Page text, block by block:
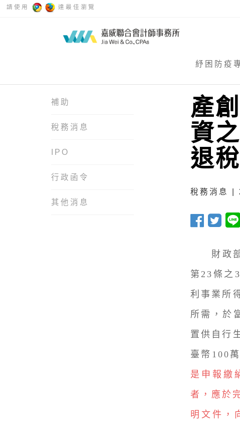
請使用 達最佳瀏覽
紓困防疫
補助
稅務消息
IPO
行政函令
其他消息
產
資
退
稅務消息 |
財政部
第23條之
利事業所
所需，於
置供自行
臺幣100
是申報繳
者，應於
明文件，